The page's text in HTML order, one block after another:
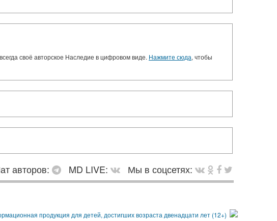
своё авторское Наследие в цифровом виде. Нажмите сюда, чтобы
авторов: MD LIVE:
Мы в соцсетях: